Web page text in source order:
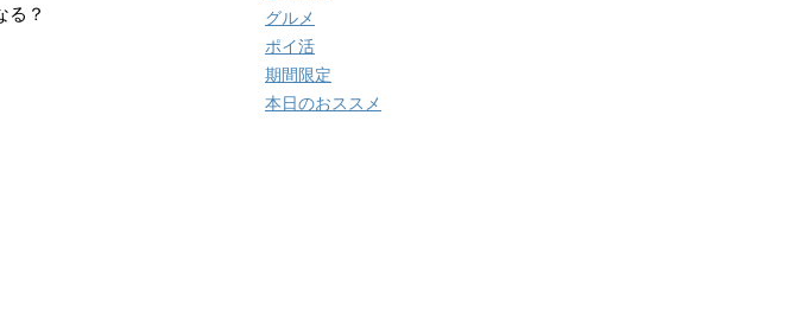
る？
グルメ
ポイ活
期間限定
本日のおススメ